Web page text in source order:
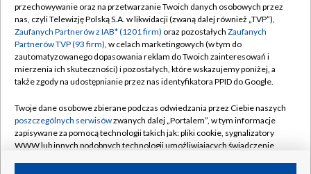
Abonament TVP
Emisja w TVP
Centrum informacji TVP
Naziemna Telewizja Cyfrowa
Rada Programowa
System NOS
Informacje o nadawcy
Regulamin TVP
Polityka prywatności
Moje zgody
Pomoc
Kontakt
Kanały
przechowywanie oraz na przetwarzanie Twoich danych osobowych przez
nas, czyli Telewizję Polską S.A. w likwidacji (zwaną dalej również „TVP”),
Zaufanych Partnerów z IAB* (1201 firm) oraz pozostałych Zaufanych
Partnerów TVP (93 firm), w celach marketingowych (w tym do
zautomatyzowanego dopasowania reklam do Twoich zainteresowań i
mierzenia ich skuteczności) i pozostałych, które wskazujemy poniżej, a
także zgody na udostępnianie przez nas identyfikatora PPID do Google.
Twoje dane osobowe zbierane podczas odwiedzania przez Ciebie naszych
poszczególnych serwisówzwanych dalej „Portalem”, w tym informacje
zapisywane za pomocą technologii takich jak: pliki cookie, sygnalizatory
WWW lub innych podobnych technologii umożliwiających świadczenie